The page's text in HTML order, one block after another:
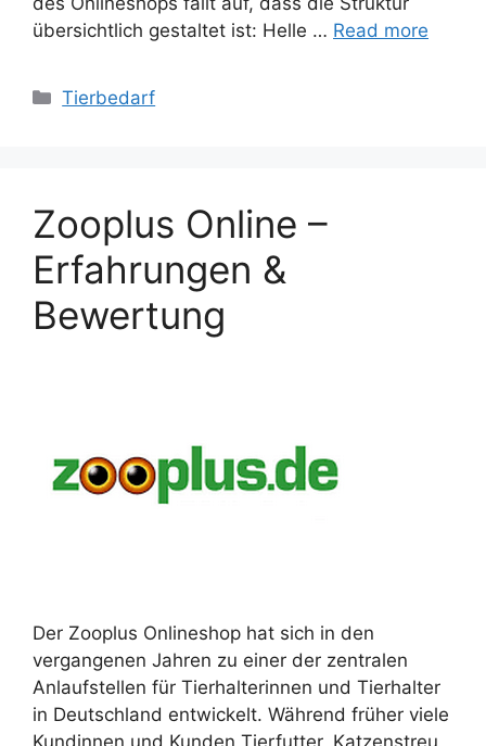
übersichtlich gestaltet ist: Helle … Read more
Categories
Tierbedarf
Zooplus Online –
Erfahrungen &
Bewertung
Der Zooplus Onlineshop hat sich in den
vergangenen Jahren zu einer der zentralen
Anlaufstellen für Tierhalterinnen und Tierhalter
in Deutschland entwickelt. Während früher viele
Kundinnen und Kunden Tierfutter, Katzenstreu